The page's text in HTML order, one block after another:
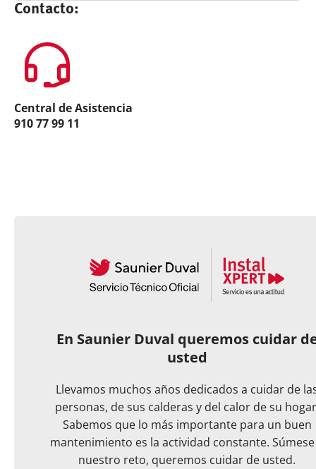
Contacto:
Central de Asistencia
910 77 99 11
En Saunier Duval queremos cuidar
usted
Llevamos muchos años dedicados a cuidar de
personas, de sus calderas y del calor de su
Sabemos que lo más importante para un buen
mantenimiento es la actividad constante.
nuestro reto, queremos cuidar de usted.